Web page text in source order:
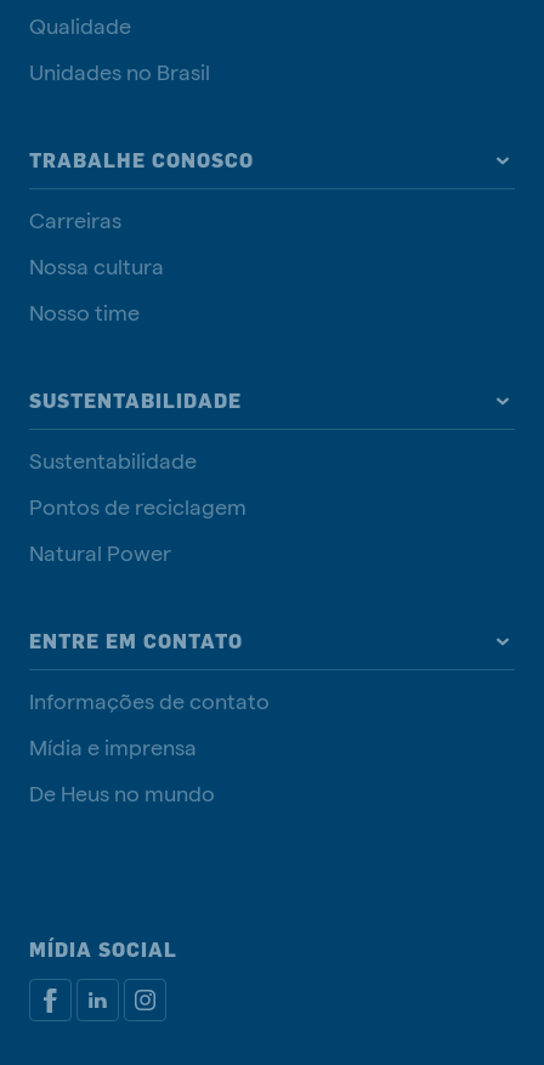
Qualidade
Unidades no Brasil
TRABALHE CONOSCO
Carreiras
Nossa cultura
Nosso time
SUSTENTABILIDADE
Sustentabilidade
Pontos de reciclagem
Natural Power
ENTRE EM CONTATO
Informações de contato
Mídia e imprensa
De Heus no mundo
MÍDIA SOCIAL